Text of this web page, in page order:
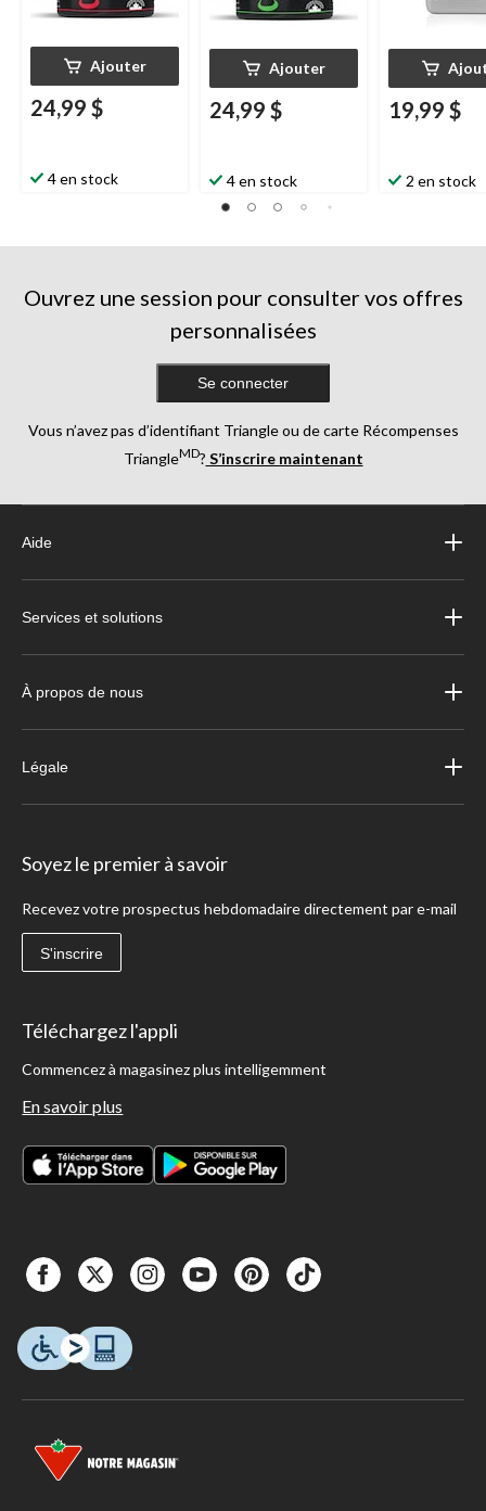
Ajouter
24,99 $
4 en stock
Ajouter
24,99 $
4 en stock
19,99 $
2 en stock
Ouvrez une session pour consulter vos offres
personnalisées
Se connecter
Vous n’avez pas d’identifiant Triangle ou de carte Récompenses
TriangleMD? S’inscrire maintenant
Aide
Services et solutions
À propos de nous
Légale
Soyez le premier à savoir
Recevez votre prospectus hebdomadaire directement par e-mail
S'inscrire
Téléchargez l'appli
Commencez à magasinez plus intelligemment
En savoir plus